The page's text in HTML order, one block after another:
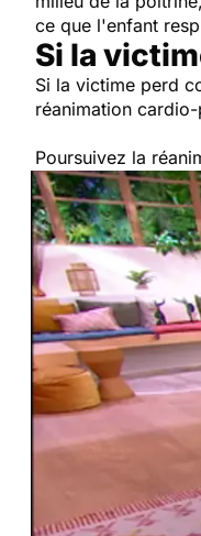
ce que l'enfant
Si la
Si la victime perd
réanimation
Poursuivez la